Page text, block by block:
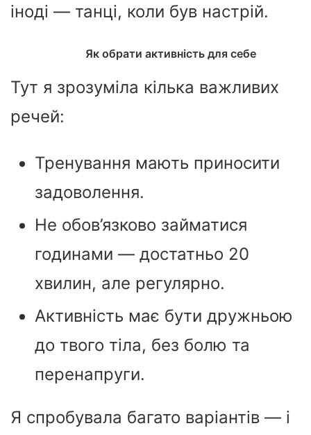
іноді — танці, коли був настрій.
Як обрати активність для себе
Тут я зрозуміла кілька важливих
речей:
Тренування мають приносити
задоволення.
Не обов’язково займатися
годинами — достатньо 20
хвилин, але регулярно.
Активність має бути дружньою
до твого тіла, без болю та
перенапруги.
Я спробувала багато варіантів — і